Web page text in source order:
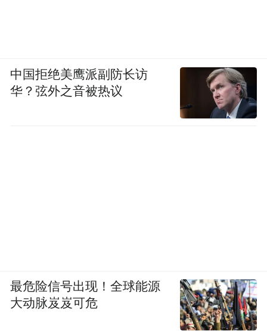
中国拒绝美鹰派副防长访
华？弦外之音被热议
最危险信号出现！全球能源
大动脉岌岌可危